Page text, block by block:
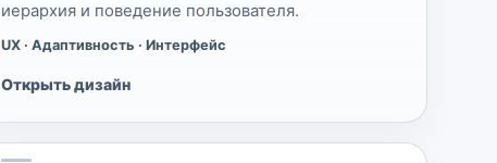
иерархия и поведение пользователя.
UX · Адаптивность · Интерфейс
Открыть дизайн